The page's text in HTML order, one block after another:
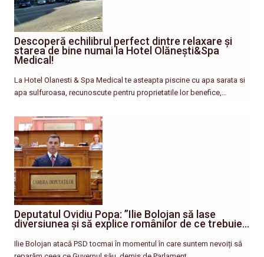
Descoperă echilibrul perfect dintre relaxare și
starea de bine numai la Hotel Olănești&Spa
Medical!
La Hotel Olanesti & Spa Medical te asteapta piscine cu apa sarata si
apa sulfuroasa, recunoscute pentru proprietatile lor benefice,…
Deputatul Ovidiu Popa: ”Ilie Bolojan să lase
diversiunea și să explice românilor de ce trebuie…
Ilie Bolojan atacă PSD tocmai în momentul în care suntem nevoiți să